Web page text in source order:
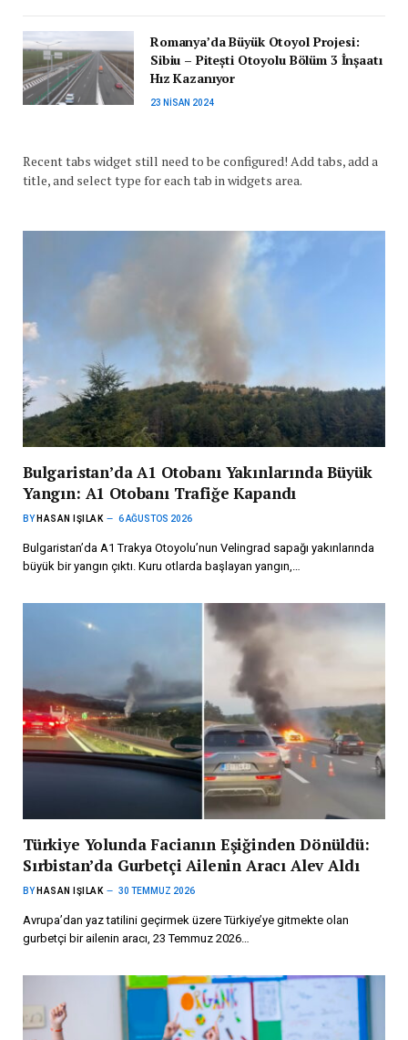
Romanya’da Büyük Otoyol Projesi:
Sibiu – Pitești Otoyolu Bölüm 3 İnşaatı
Hız Kazanıyor
23 NISAN 2024
Recent tabs widget still need to be configured! Add tabs, add a
title, and select type for each tab in widgets area.
Bulgaristan’da A1 Otobanı Yakınlarında Büyük
Yangın: A1 Otobanı Trafiğe Kapandı
BY HASAN IŞILAK 6 AĞUSTOS 2026
Bulgaristan’da A1 Trakya Otoyolu’nun Velingrad sapağı yakınlarında
büyük bir yangın çıktı. Kuru otlarda başlayan yangın,…
Türkiye Yolunda Facianın Eşiğinden Dönüldü:
Sırbistan’da Gurbetçi Ailenin Aracı Alev Aldı
BY HASAN IŞILAK 30 TEMMUZ 2026
Avrupa’dan yaz tatilini geçirmek üzere Türkiye’ye gitmekte olan
gurbetçi bir ailenin aracı, 23 Temmuz 2026…